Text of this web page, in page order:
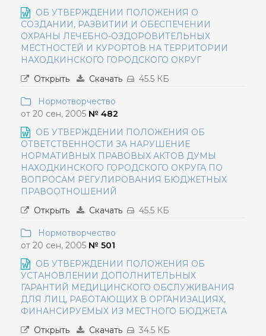
ОБ УТВЕРЖДЕНИИ ПОЛОЖЕНИЯ О
СОЗДАНИИ, РАЗВИТИИ И ОБЕСПЕЧЕНИИ
ОХРАНЫ ЛЕЧЕБНО-ОЗДОРОВИТЕЛЬНЫХ
МЕСТНОСТЕЙ И КУРОРТОВ НА ТЕРРИТОРИИ
НАХОДКИНСКОГО ГОРОДСКОГО ОКРУГ
Открыть
Скачать 45.5 КБ
Нормотворчество
от 20 сен, 2005 № 482
ОБ УТВЕРЖДЕНИИ ПОЛОЖЕНИЯ ОБ
ОТВЕТСТВЕННОСТИ ЗА НАРУШЕНИЕ
НОРМАТИВНЫХ ПРАВОВЫХ АКТОВ ДУМЫ
НАХОДКИНСКОГО ГОРОДСКОГО ОКРУГА ПО
ВОПРОСАМ РЕГУЛИРОВАНИЯ БЮДЖЕТНЫХ
ПРАВООТНОШЕНИЙ
Открыть
Скачать 45.5 КБ
Нормотворчество
от 20 сен, 2005 № 501
ОБ УТВЕРЖДЕНИИ ПОЛОЖЕНИЯ ОБ
УСТАНОВЛЕНИИ ДОПОЛНИТЕЛЬНЫХ
ГАРАНТИЙ МЕДИЦИНСКОГО ОБСЛУЖИВАНИЯ
ДЛЯ ЛИЦ, РАБОТАЮЩИХ В ОРГАНИЗАЦИЯХ,
ФИНАНСИРУЕМЫХ ИЗ МЕСТНОГО БЮДЖЕТА
Открыть
Скачать 34.5 КБ